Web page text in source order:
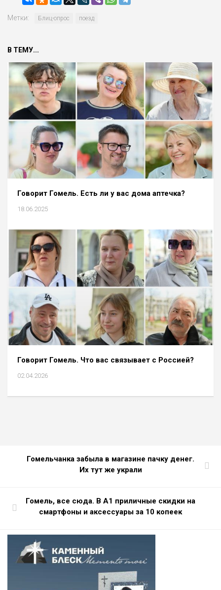
Метки: Блиц-опрос поезд
В ТЕМУ...
Говорит Гомель. Есть ли у вас дома аптечка?
18.06.2025
Говорит Гомель. Что вас связывает с Россией?
02.04.2026
Гомельчанка забыла в магазине пачку денег.
Их тут же украли
Гомель, все сюда. В А1 приличные скидки на
смартфоны и аксессуары за 10 копеек